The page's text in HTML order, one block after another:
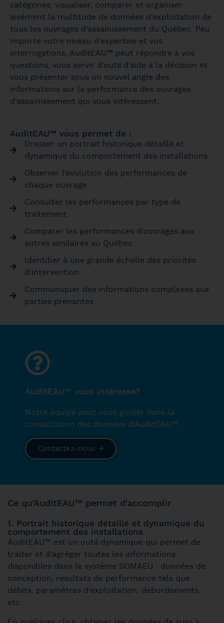
catégories, visualiser, comparer et organiser
aisément la multitude de données d’exploitation de
tous les ouvrages d’assainissement du Québec. Peu
importe votre niveau d’expertise et vos
interrogations, AuditEAU™ peut répondre à vos
questions, vous servir d’outil d’aide à la décision et
vous présenter sous un nouvel angle des
informations sur la performance des ouvrages
d’assainissement qui vous intéressent.
AuditEAU™ vous permet de :
Dresser un portrait historique détaillé et
dynamique du comportement des installations
Observer l’évolution des performances de
chaque ouvrage
Consulter les performances par type de
traitement
Comparer les performances d’ouvrages aux
autres similaires au Québec
Identifier à une grande échelle des priorités
d’intervention
Communiquer des informations complexes aux
parties prenantes
AuditEAU™ vous intéresse?
Notre équipe peut vous guider dans la
consultation des données d'AuditEAU™.
Contactez-nous →
Ce qu'AuditEAU™ permet d'accomplir
1. Portrait historique détaillé et dynamique du
comportement des installations
AuditEAU™ est un outil dynamique qui permet de
traiter et d’agréger toutes les informations
disponibles dans le système SOMAEU : données de
conception, résultats de performance tels que
débits, paramètres d’exploitation, débordements,
etc.